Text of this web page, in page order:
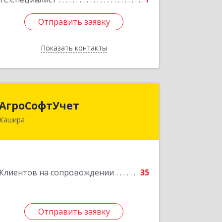
Отправить заявку
Показать контакты
Отправить заявку
Назад
Кашира
Клиентов на сопровождении 35
Отправить заявку
142932, Московская обл, г.о.Кашира,
Отправить заявку